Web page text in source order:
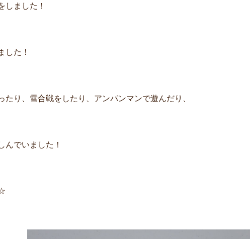
しました！
した！
たり、雪合戦をしたり、アンパンマンで遊んだり、
んでいました！